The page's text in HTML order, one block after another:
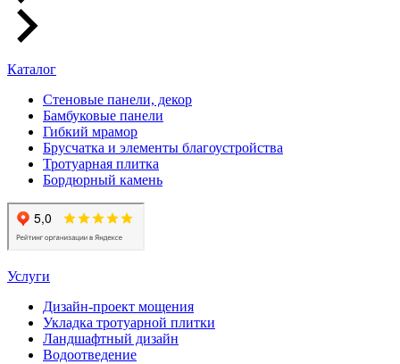
Каталог
Стеновые панели, декор
Бамбуковые панели
Гибкий мрамор
Брусчатка и элементы благоустройства
Тротуарная плитка
Бордюрный камень
Услуги
Дизайн-проект мощения
Укладка тротуарной плитки
Ландшафтный дизайн
Водоотведение